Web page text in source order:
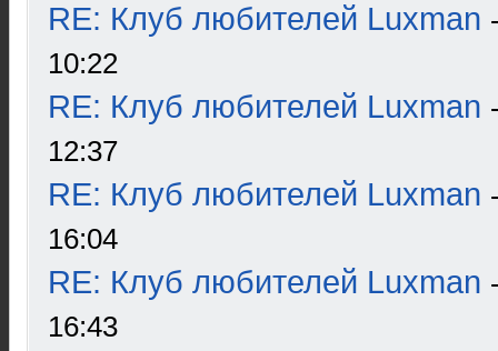
RE: Клуб любителей Luxman
10:22
RE: Клуб любителей Luxman
12:37
RE: Клуб любителей Luxman
16:04
RE: Клуб любителей Luxman
16:43